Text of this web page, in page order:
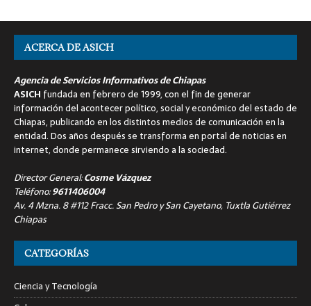
ACERCA DE ASICH
Agencia de Servicios Informativos de Chiapas
ASICH fundada en febrero de 1999, con el fin de generar
información del acontecer político, social y económico del estado de
Chiapas, publicando en los distintos medios de comunicación en la
entidad. Dos años después se transforma en portal de noticias en
internet, donde permanece sirviendo a la sociedad.
Director General:Cosme Vázquez
Teléfono:9611406004
Av. 4 Mzna. 8 #112 Fracc. San Pedro y San Cayetano, Tuxtla Gutiérrez
Chiapas
CATEGORÍAS
Ciencia y Tecnología